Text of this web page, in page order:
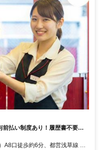
払い制度あり！履歴書不要！
A8口徒歩約6分、都営浅草線 三